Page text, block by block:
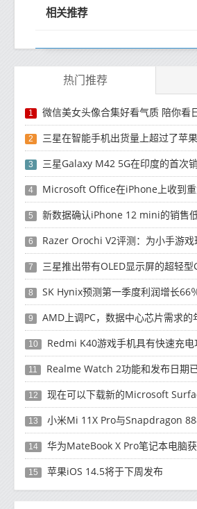
相关推荐
热门推荐
1 微信美女头像合集好看气质 陪你看日
2 三星在智能手机出货量上超过了苹果
3 三星Galaxy M42 5G在印度的首次
4 Microsoft Office在iPhone上收到
5 新数据确认iPhone 12 mini的销售
6 Razer Orochi V2评测：为小手游
7 三星推出带有OLED显示屏的超轻型Galaxy Book Pro和
8 SK Hynix预测第一季度利润增长66％后
9 AMD上调PC，数据中心芯片需求的
10 Redmi K40游戏手机具有快速充电
11 Realme Watch 2功能和发布日期
12 现在可以下载新的Microsoft
13 小米Mi 11X Pro与Snapdragon
14 华为MateBook X Pro笔记本电脑
15 苹果iOS 14.5将于下周发布